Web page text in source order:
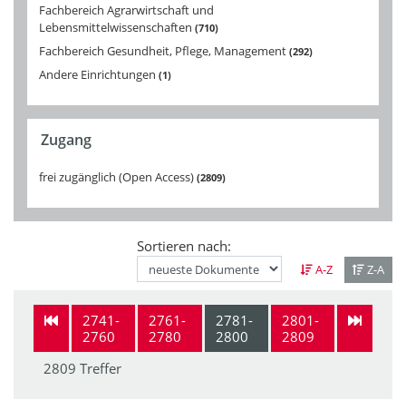
Fachbereich Agrarwirtschaft und
Lebensmittelwissenschaften 710
Fachbereich Gesundheit, Pflege, Management 292
Andere Einrichtungen 1
Zugang
frei zugänglich (Open Access) 2809
Sortieren nach:
A-Z Z-A
2741-
2760
2761-
2780
2781-
2800
2801-
2809
2809 Treffer